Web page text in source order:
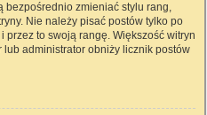
bezpośrednio zmieniać stylu rang,
Nie należy pisać postów tylko po
przez to swoją rangę. Większość witryn
lub administrator obniży licznik postów